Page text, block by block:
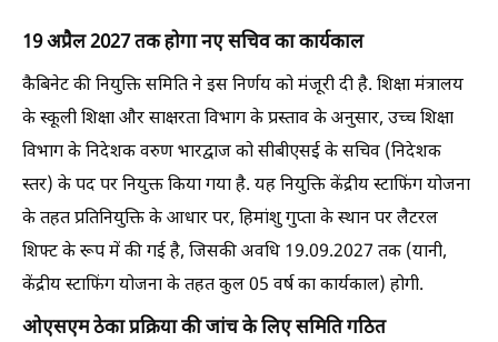
19 अप्रैल 2027 तक होगा नए सचिव का कार्यकाल
कैबिनेट की नियुक्ति समिति ने इस निर्णय को मंजूरी दी है. शिक्षा मंत्रालय
के स्कूली शिक्षा और साक्षरता विभाग के प्रस्ताव के अनुसार, उच्च शिक्षा
विभाग के निदेशक वरुण भारद्वाज को सीबीएसई के सचिव (निदेशक
स्तर) के पद पर नियुक्त किया गया है. यह नियुक्ति केंद्रीय स्टाफिंग योजना
के तहत प्रतिनियुक्ति के आधार पर, हिमांशु गुप्ता के स्थान पर लैटरल
शिफ्ट के रूप में की गई है, जिसकी अवधि 19.09.2027 तक (यानी,
केंद्रीय स्टाफिंग योजना के तहत कुल 05 वर्ष का कार्यकाल) होगी.
ओएसएम ठेका प्रक्रिया की जांच के लिए समिति गठित